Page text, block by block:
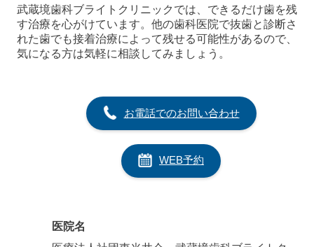
武蔵境歯科ブライトクリニックでは、できるだけ歯を残
す治療を心がけています。他の歯科医院で抜歯と診断さ
れた歯でも接着治療によって残せる可能性があるので、
気になる方は気軽に相談してみましょう。
お電話でのお問い合わせ
WEB予約
医院名